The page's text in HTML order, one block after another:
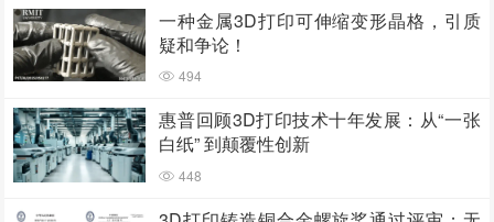
一种金属3D打印可伸缩变形晶格，引质
疑和争论！
494
惠普回顾3D打印技术十年发展：从“一张
白纸” 到颠覆性创新
448